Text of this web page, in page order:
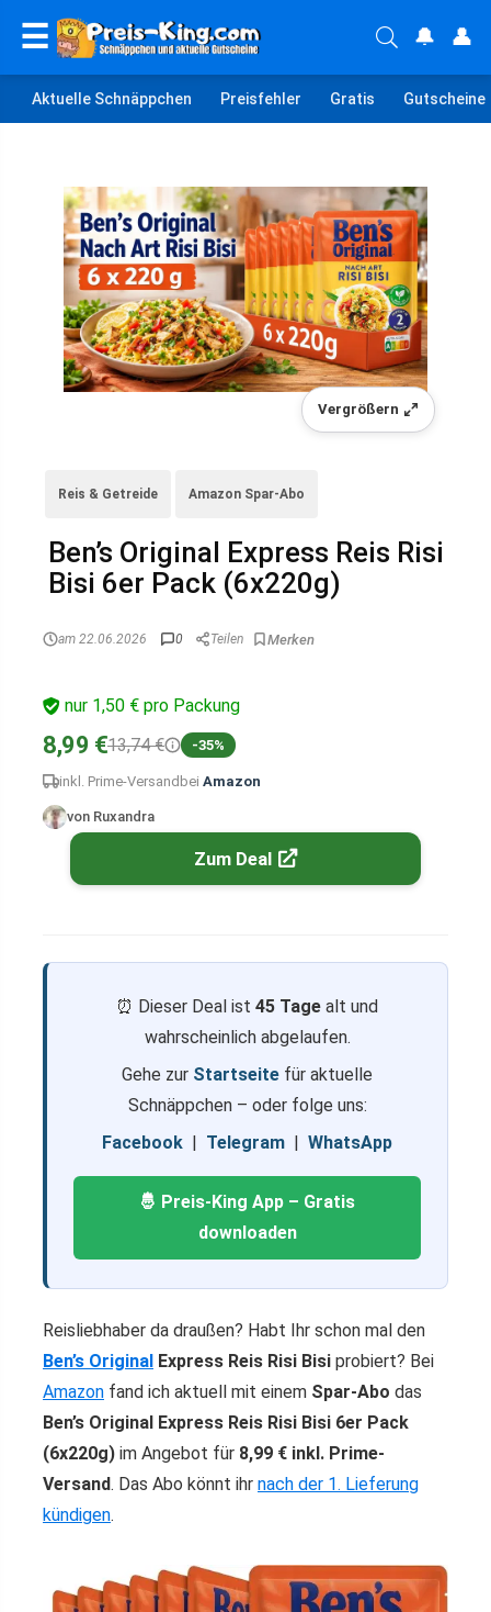
☰ 🔔 👤
Aktuelle Schnäppchen Preisfehler Gratis Gutscheine
Vergrößern
Reis & Getreide Amazon Spar-Abo
Ben’s Original Express Reis Risi
Bisi 6er Pack (6x220g)
am 22.06.2026 0 Teilen
nur 1,50 € pro Packung
8,99 €13,74 € -35%
inkl. Prime-Versand bei Amazon
von Ruxandra
Zum Deal
⏰ Dieser Deal ist 45 Tage alt und
wahrscheinlich abgelaufen.
Gehe zur Startseite für aktuelle
Schnäppchen – oder folge uns:
Facebook | Telegram | WhatsApp
🤴 Preis-King App – Gratis
downloaden
Reisliebhaber da draußen? Habt Ihr schon mal den
Ben’s Original Express Reis Risi Bisi probiert? Bei
Amazon fand ich aktuell mit einem Spar-Abo das
Ben’s Original Express Reis Risi Bisi 6er Pack
(6x220g) im Angebot für 8,99 € inkl. Prime-
Versand. Das Abo könnt ihr nach der 1. Lieferung
kündigen.